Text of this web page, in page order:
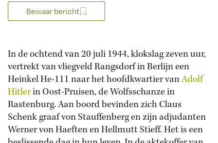
Bewaar bericht
In de ochtend van 20 juli 1944, klokslag zeven uur,
vertrekt van vliegveld Rangsdorf in Berlijn een
Heinkel He-111 naar het hoofdkwartier vanAdolf
Hitlerin Oost-Pruisen, de Wolfsschanze in
Rastenburg. Aan boord bevinden zich Claus
Schenk graaf von Stauffenberg en zijn adjudanten
Werner von Haeften en Hellmutt Stieff. Het is een